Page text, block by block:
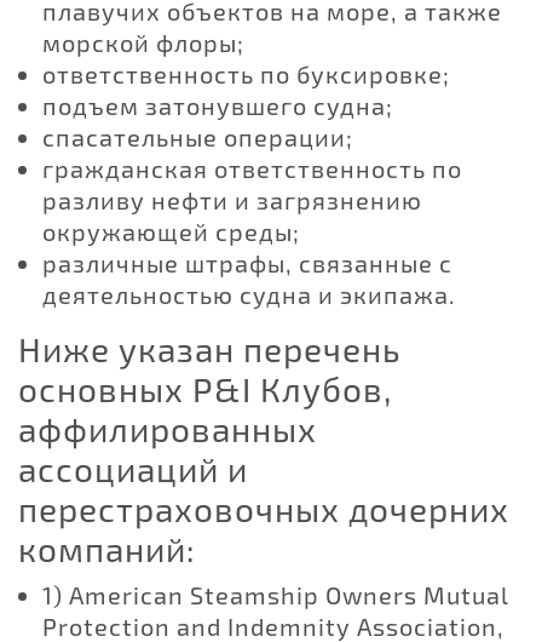
плавучих объектов на море, а также
морской флоры;
ответственность по буксировке;
подъем затонувшего судна;
спасательные операции;
гражданская ответственность по
разливу нефти и загрязнению
окружающей среды;
различные штрафы, связанные с
деятельностью судна и экипажа.
Ниже указан перечень
основных P&I Клубов,
аффилированных
ассоциаций и
перестраховочных дочерних
компаний:
1) American Steamship Owners Mutual
Protection and Indemnity Association,